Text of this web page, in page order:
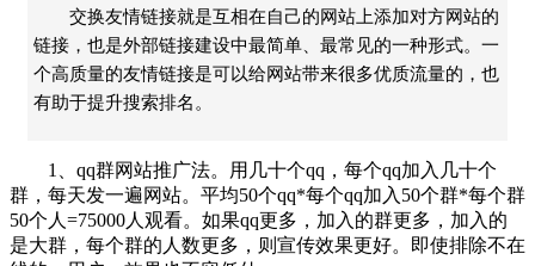
交换友情链接就是互相在自己的网站上添加对方网站的
链接，也是外部链接建设中最简单、最常见的一种形式。一
个高质量的友情链接是可以给网站带来很多优质流量的，也
有助于提升搜索排名。
1、qq群网站推广法。用几十个qq，每个qq加入几十个
群，每天发一遍网站。平均50个qq*每个qq加入50个群*每个群
50个人=75000人观看。如果qq更多，加入的群更多，加入的
是大群，每个群的人数更多，则宣传效果更好。即使排除不在